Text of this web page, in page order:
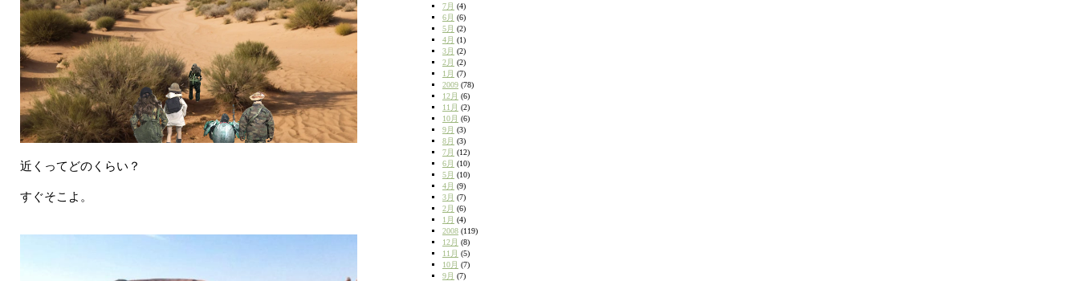
近くってどのくらい？
すぐそこよ。
7月 (4)
6月 (6)
5月 (2)
4月 (1)
3月 (2)
2月 (2)
1月 (7)
2009 (78)
12月 (6)
11月 (2)
10月 (6)
9月 (3)
8月 (3)
7月 (12)
6月 (10)
5月 (10)
4月 (9)
3月 (7)
2月 (6)
1月 (4)
2008 (119)
12月 (8)
11月 (5)
10月 (7)
9月 (7)